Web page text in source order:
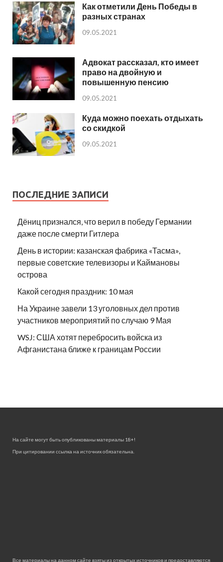
Как отметили День Победы в
разных странах
09.05.2021
Адвокат рассказал, кто имеет
право на двойную и
повышенную пенсию
09.05.2021
Куда можно поехать отдыхать
со скидкой
09.05.2021
ПОСЛЕДНИЕ ЗАПИСИ
Дёниц признался, что верил в победу Германии
даже после смерти Гитлера
День в истории: казанская фабрика «Тасма»,
первые советские телевизоры и Каймановы
острова
Какой сегодня праздник: 10 мая
На Украине завели 13 уголовных дел против
участников мероприятий по случаю 9 Мая
WSJ: США хотят перебросить войска из
Афганистана ближе к границам России
На сайте могут быть опубликованы материалы 18+!
При цитировании ссылка на источник обязательна.
Все материалы на данном сайте взяты из открытых источников и предоставляются